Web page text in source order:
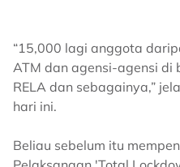
“15,000 lagi anggota
ATM dan agensi-agensi di
RELA dan sebagainya,”
hari ini.
Beliau sebelum itu